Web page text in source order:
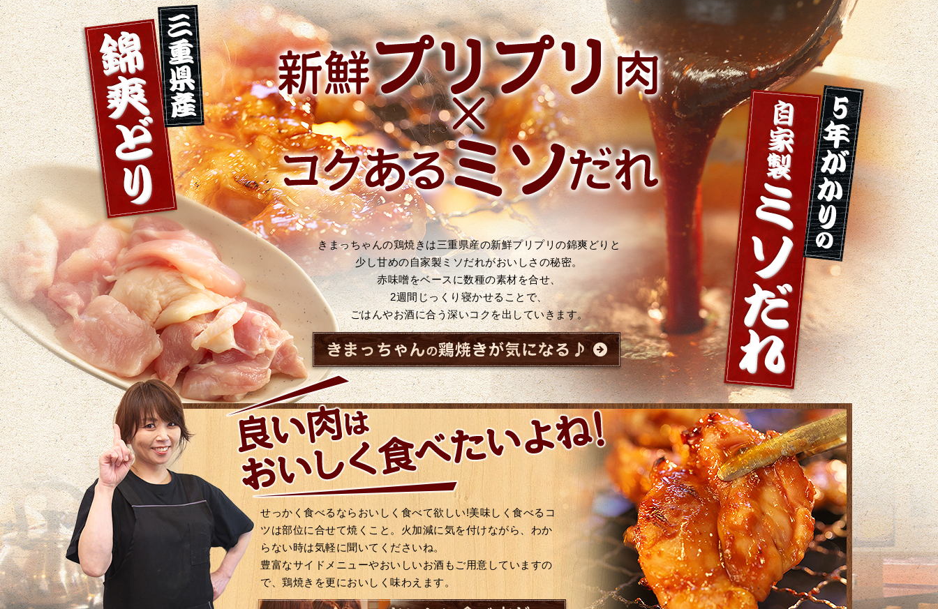
きまっちゃんの鶏焼きは三重県産の新鮮プリプリの錦爽どりと
少し甘めの自家製ミソだれがおいしさの秘密。
赤味噌をベースに数種の素材を合せ、
2週間じっくり寝かせることで、
ごはんやお酒に合う深いコクを出していきます。
せっかく食べるならおいしく食べて欲しい!美味しく食べるコ
ツは部位に合せて焼くこと。火加減に気を付けながら、わか
らない時は気軽に聞いてくださいね。
豊富なサイドメニューやおいしいお酒もご用意していますの
で、鶏焼きを更においしく味わえます。